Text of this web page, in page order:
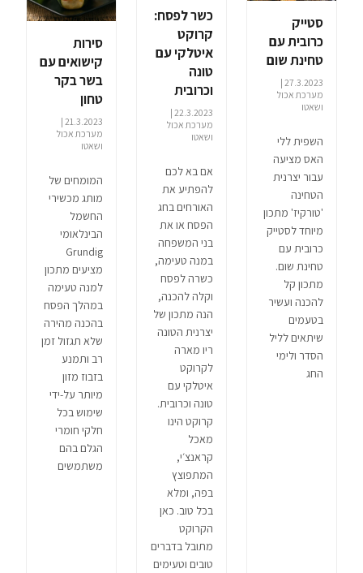
סטייק
כרובית עם
טחינת שום
27.3.2023 |
מערכת אכול
ושאטו
השפית ללי
האס מציעה
עבור יצרנית
הטחינה
'טורקיז' מתכון
מיוחד לסטייק
כרובית עם
טחינת שום.
מתכון קל
להכנה ועשיר
בטעמים
שיתאים לליל
הסדר ולימי
החג
כשר לפסח:
קרוקט
איטלקי עם
טונה
וכרובית
22.3.2023 |
מערכת אכול
ושאטו
אם בא לכם
להפתיע את
האורחים בחג
הפסח או את
בני המשפחה
במנה טעימה,
כשרה לפסח
וקלה להכנה,
הנה מתכון של
יצרנית הטונה
ריו מארה
לקרוקט
איטלקי עם
טונה וכרובית.
קרוקט הינו
מאכל
קראנצ׳י,
המתפוצץ
בפה, ומלא
בכל טוב. כאן
הקרוקט
מתובל בדברים
טובים וטעימים
סירות
קישואים עם
בשר בקר
טחון
21.3.2023 |
מערכת אכול
ושאטו
המומחים של
מותג מכשירי
החשמל
הבינלאומי
Grundig
מציעים מתכון
למנה טעימה
במהלך הפסח
בהכנה מהירה
שלא תגזול זמן
רב ותמנע
בזבוז מזון
מיותר על-ידי
שימוש בכל
חלקי חומרי
הגלם בהם
משתמשים